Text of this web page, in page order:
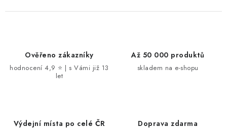
Ověřeno zákazníky
hodnocení 4,9 ⭐ | s Vámi již 13
let
Až 50 000 produktů
skladem na e-shopu
Výdejní místa po celé ČR Doprava zdarma